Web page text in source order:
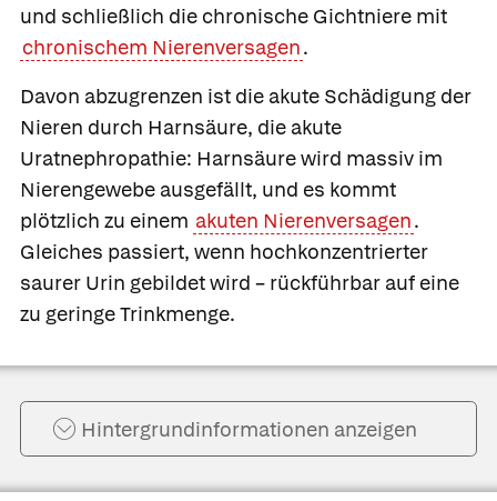
und schließlich die chronische Gichtniere mit
chronischem Nierenversagen.
Davon abzugrenzen ist die akute Schädigung der
Nieren durch Harnsäure, die akute
Uratnephropathie: Harnsäure wird massiv im
Nierengewebe ausgefällt, und es kommt
plötzlich zu einem akuten Nierenversagen.
Gleiches passiert, wenn hochkonzentrierter
saurer Urin gebildet wird – rückführbar auf eine
zu geringe Trinkmenge.
Hintergrund­informationen anzeigen